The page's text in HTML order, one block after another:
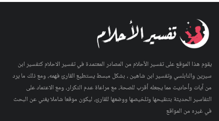
يقوم هذا الموقع على تفسير الأحلام من المصادر المعتمدة في تفسير الاحلام كتفسير ابن
سيرين والنابلسي وتفسير ابن شاهين ، بشكل مبسط يستطيع القارئ فهمه، ومع ذلك ما يرد
من آيات وأحاديث مما يجعله أقرب للصحة، مع مراعاة عدم التكرار، ومع الاعتماد على
التفاسير الحديثة بتنقيحها وتلخيصها ووضعها للقارئ، ليكون موقعا شاملا يغني عن البحث
في غيره من المواقع